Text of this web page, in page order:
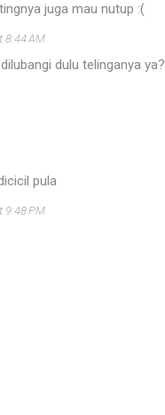
juga mau nutup :(
8:44 AM
dulu telinganya ya?
pula
9:48 PM